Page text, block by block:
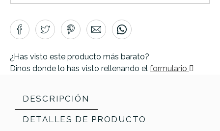
¿Has visto este producto más barato?
Dinos donde lo has visto rellenando el formulario
DESCRIPCIÓN
DETALLES DE PRODUCTO